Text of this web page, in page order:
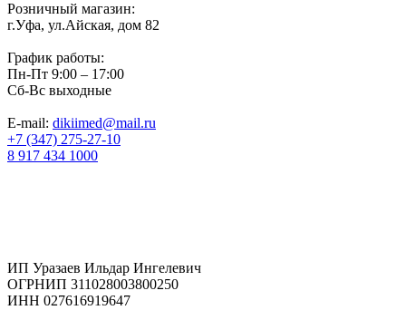
Розничный магазин:
г.Уфа, ул.Айская, дом 82
График работы:
Пн-Пт 9:00 – 17:00
Сб-Вс выходные
E-mail: dikiimed@mail.ru
+7 (347) 275-27-10
8 917 434 1000
ИП Уразаев Ильдар Ингелевич
ОГРНИП 311028003800250
ИНН 027616919647